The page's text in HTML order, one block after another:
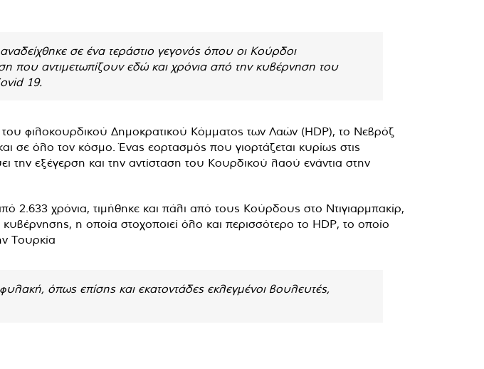
σε ένα τεράστιο γεγονός όπου οι Κούρδοι
που αντιμετωπίζουν εδώ και χρόνια από την κυβέρνηση του
19.
του φιλοκουρδικού Δημοκρατικού Κόμματος των Λαών (HDP), το Νεβρόζ
σε όλο τον κόσμο. Ένας εορτασμός που γιορτάζεται κυρίως στις
την εξέγερση και την αντίσταση του Κουρδικού λαού ενάντια στην
χρόνια, τιμήθηκε και πάλι από τους Κούρδους στο Ντιγιαρμπακίρ,
η οποία στοχοποιεί όλο και περισσότερο το HDP, το οποίο
Τουρκία
όπως επίσης και εκατοντάδες εκλεγμένοι βουλευτές,